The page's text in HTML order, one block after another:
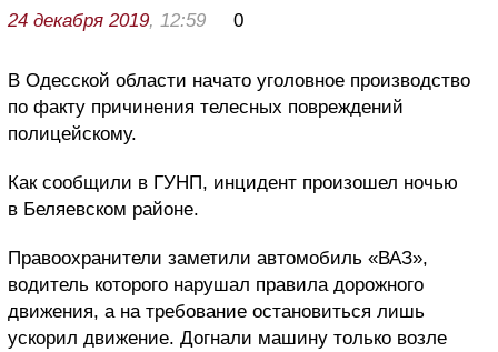
24 декабря 2019, 12:59 0
В Одесской области начато уголовное производство
по факту причинения телесных повреждений
полицейскому.
Как сообщили в ГУНП, инцидент произошел ночью
в Беляевском районе.
Правоохранители заметили автомобиль «ВАЗ»,
водитель которого нарушал правила дорожного
движения, а на требование остановиться лишь
ускорил движение. Догнали машину только возле